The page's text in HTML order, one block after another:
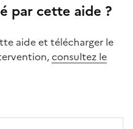
par cette aide ?
aide et télécharger le
consultez le